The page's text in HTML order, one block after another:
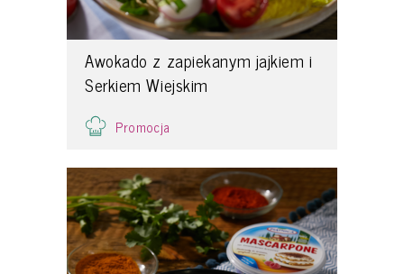
Awokado z zapiekanym jajkiem i
Serkiem Wiejskim
Promocja